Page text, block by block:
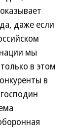
даже если
мы
в этом
в